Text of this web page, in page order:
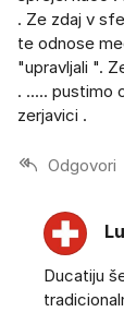
. Ze zdaj v
te odnose
"upravljali ".
. ..... pustimo
zerjavici .
Odgovori
Ducatiju